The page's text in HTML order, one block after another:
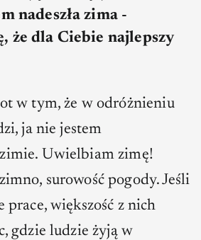
nadeszła zima -
że dla Ciebie najlepszy
w tym, że w odróżnieniu
ja nie jestem
Uwielbiam zimę!
surowość pogody. Jeśli
prace, większość z nich
gdzie ludzie żyją w